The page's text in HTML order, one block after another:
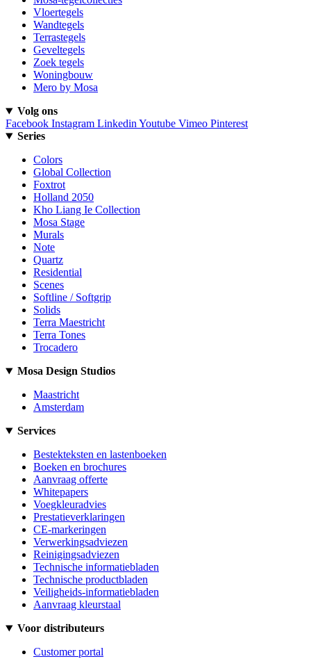
Vloertegels
Wandtegels
Terrastegels
Geveltegels
Zoek tegels
Woningbouw
Mero by Mosa
Volg ons
Facebook Instagram Linkedin Youtube Vimeo Pinterest
Series
Colors
Global Collection
Foxtrot
Holland 2050
Kho Liang Ie Collection
Mosa Stage
Murals
Note
Quartz
Residential
Scenes
Softline / Softgrip
Solids
Terra Maestricht
Terra Tones
Trocadero
Mosa Design Studios
Maastricht
Amsterdam
Services
Bestekteksten en lastenboeken
Boeken en brochures
Aanvraag offerte
Whitepapers
Voegkleuradvies
Prestatieverklaringen
CE-markeringen
Verwerkingsadviezen
Reinigingsadviezen
Technische informatiebladen
Technische productbladen
Veiligheids-informatiebladen
Aanvraag kleurstaal
Voor distributeurs
Customer portal